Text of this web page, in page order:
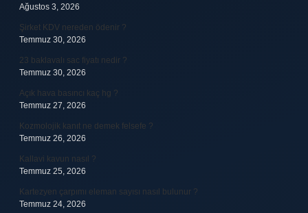
Ağustos 3, 2026
Şirket KDV nereden ödenir ?
Temmuz 30, 2026
23 baklavalı sac fiyatı nedir ?
Temmuz 30, 2026
Açık hava basıncı kaç hg ?
Temmuz 27, 2026
Kozmolojik kanıt ne demek felsefe ?
Temmuz 26, 2026
Kallavi kavun nasıl ?
Temmuz 25, 2026
Kartezyen çarpımı eleman sayısı nasıl bulunur ?
Temmuz 24, 2026